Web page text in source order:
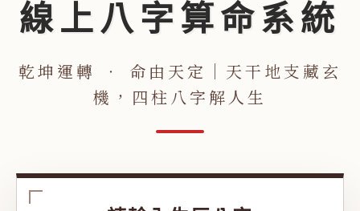
線上八字算命系統
乾坤運轉 ‧ 命由天定｜天干地支藏玄
機，四柱八字解人生